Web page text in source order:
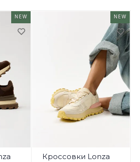
NEW NEW
Кроссовки Lonza